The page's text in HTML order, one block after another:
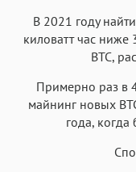
В 2021 году
киловатт час ниже
BTC,
Примерно раз в
майнинг новых
года, когда